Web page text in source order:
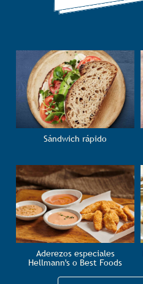
Sándwich rápido
Aderezos especiales
Hellmann's o Best Foods